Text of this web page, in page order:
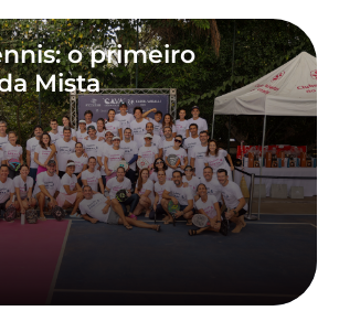
o primeiro
Mista